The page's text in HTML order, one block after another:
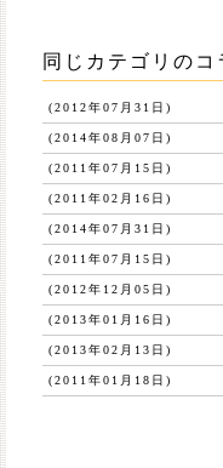
同じカテゴリのコ
(2012年07月31日)
(2014年08月07日)
(2011年07月15日)
(2011年02月16日)
(2014年07月31日)
(2011年07月15日)
(2012年12月05日)
(2013年01月16日)
(2013年02月13日)
(2011年01月18日)